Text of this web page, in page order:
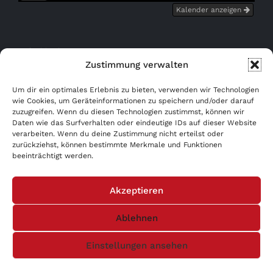
Zustimmung verwalten
Um dir ein optimales Erlebnis zu bieten, verwenden wir Technologien
wie Cookies, um Geräteinformationen zu speichern und/oder darauf
zuzugreifen. Wenn du diesen Technologien zustimmst, können wir
Daten wie das Surfverhalten oder eindeutige IDs auf dieser Website
verarbeiten. Wenn du deine Zustimmung nicht erteilst oder
zurückziehst, können bestimmte Merkmale und Funktionen
beeinträchtigt werden.
Akzeptieren
Ablehnen
Einstellungen ansehen
Kalender anzeigen
WERBUNG AB 0,- €!
AGB
Impressum